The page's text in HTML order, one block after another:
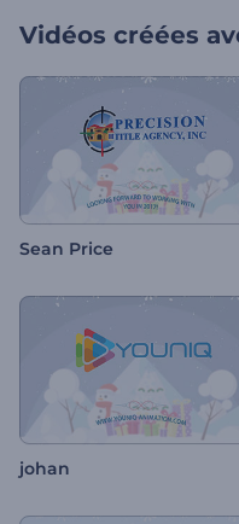
Vidéos créées
Sean Price
johan